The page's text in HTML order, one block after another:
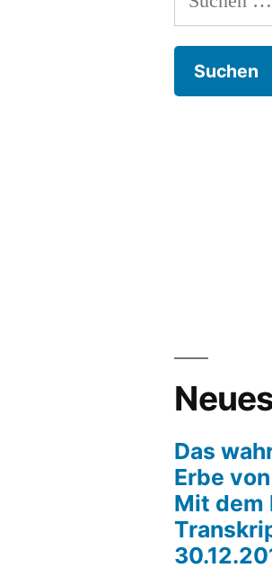
nach:
Das
Erbe
Mit dem